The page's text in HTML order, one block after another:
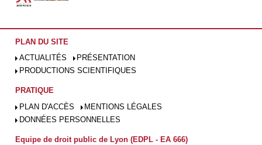
PLAN DU SITE
ACTUALITÉS
PRÉSENTATION
PRODUCTIONS SCIENTIFIQUES
PRATIQUE
PLAN D'ACCÈS
MENTIONS LÉGALES
DONNÉES PERSONNELLES
Equipe de droit public de Lyon (EDPL - EA 666)